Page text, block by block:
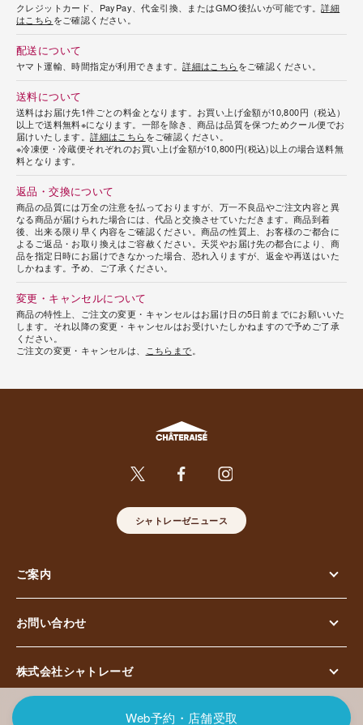
クレジットカード、PayPay、代金引換、またはGMO後払いが可能です。詳細
はこちらをご確認ください。
配送について
ヤマト運輸、時間指定が利用できます。詳細はこちらをご確認ください。
送料について
送料はお届け先1件ごとの料金となります。お買い上げ金額が10,800円（税込）
以上で送料無料※になります。一部を除き、商品は品質を保つためクール便でお
届けいたします。詳細はこちらをご確認ください。
※冷凍便・冷蔵便それぞれのお買い上げ金額が10,800円(税込)以上の場合送料無
料となります。
返品・交換について
商品の品質には万全の注意を払っておりますが、万一不良品やご注文内容と異
なる商品が届けられた場合には、代品と交換させていただきます。商品到着
後、出来る限り早く内容をご確認ください。商品の性質上、お客様のご都合に
よるご返品・お取り換えはご容赦ください。天災やお届け先の都合により、商
品を指定日時にお届けできなかった場合、恐れ入りますが、返金や再送はいた
しかねます。予め、ご了承ください。
変更・キャンセルについて
商品の特性上、ご注文の変更・キャンセルはお届け日の5日前までにお願いいた
します。それ以降の変更・キャンセルはお受けいたしかねますので予めご了承
ください。
ご注文の変更・キャンセルは、
こちらまで
シャトレーゼニュース
ご案内
お問い合わせ
株式会社シャトレーゼ
© Chateraise Co.,Ltd. All Rights Reserved.
Web予約・店舗受取